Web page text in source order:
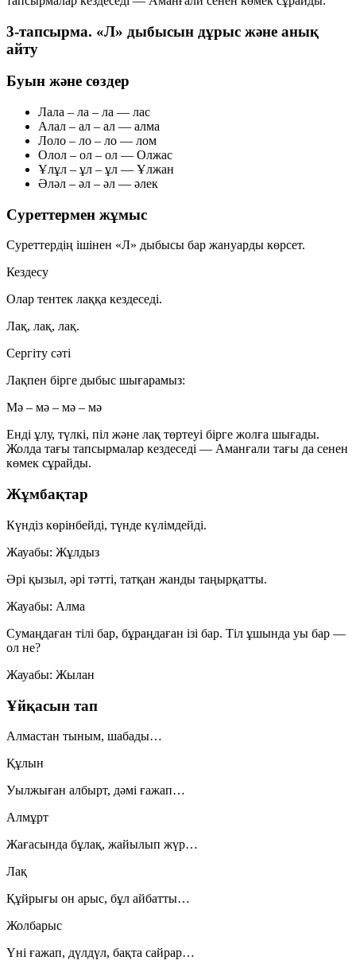
3-тапсырма. «Л» дыбысын дұрыс және анық
айту
Буын және сөздер
Лала – ла – ла — лас
Алал – ал – ал — алма
Лоло – ло – ло — лом
Олол – ол – ол — Олжас
Ұлұл – ұл – ұл — Ұлжан
Әләл – әл – әл — әлек
Суреттермен жұмыс
Суреттердің ішінен «Л» дыбысы бар жануарды көрсет.
Кездесу
Олар тентек лаққа кездеседі.
Лақ, лақ, лақ.
Сергіту сәті
Лақпен бірге дыбыс шығарамыз:
Мә – мә – мә – мә
Енді ұлу, түлкі, піл және лақ төртеуі бірге жолға шығады.
Жолда тағы тапсырмалар кездеседі — Аманғали тағы да сенен
көмек сұрайды.
Жұмбақтар
Күндіз көрінбейді, түнде күлімдейді.
Жауабы: Жұлдыз
Әрі қызыл, әрі тәтті, татқан жанды таңырқатты.
Жауабы: Алма
Сумаңдаған тілі бар, бұраңдаған ізі бар. Тіл ұшында уы бар —
ол не?
Жауабы: Жылан
Ұйқасын тап
Алмастан тыным, шабады…
Құлын
Уылжыған албырт, дәмі ғажап…
Алмұрт
Жағасында бұлақ, жайылып жүр…
Лақ
Құйрығы он арыс, бұл айбатты…
Жолбарыс
Үні ғажап, дүлдүл, бақта сайрар…